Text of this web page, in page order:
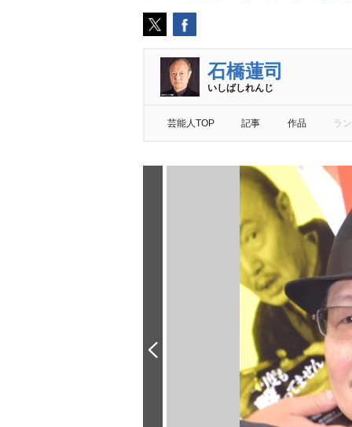
石橋蓮司
いしばしれんじ
芸能人TOP 記事 作品 ラ